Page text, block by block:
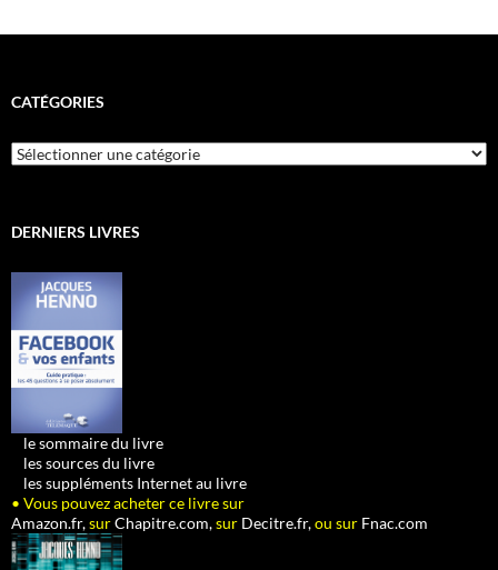
CATÉGORIES
Catégories
DERNIERS LIVRES
le sommaire du livre
les sources du livre
les suppléments Internet au livre
• Vous pouvez acheter ce livre sur
Amazon.fr,surChapitre.com,sur Decitre.fr,ou sur Fnac.com